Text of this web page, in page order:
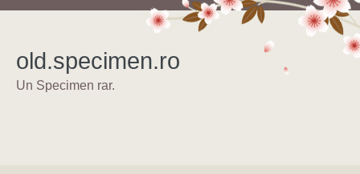
old.specimen.ro
Un Specimen rar.